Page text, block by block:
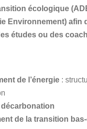
écologique
Environnement) afin
études ou des
de l’énergie :
de la transition